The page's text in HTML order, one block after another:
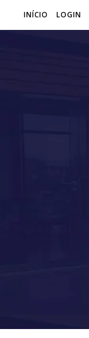
INÍCIO LOGIN